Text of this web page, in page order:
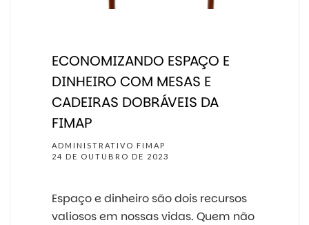
ECONOMIZANDO ESPAÇO E
DINHEIRO COM MESAS E
CADEIRAS DOBRÁVEIS DA
FIMAP
ADMINISTRATIVO FIMAP
24 DE OUTUBRO DE 2023
Espaço e dinheiro são dois recursos
valiosos em nossas vidas. Quem não